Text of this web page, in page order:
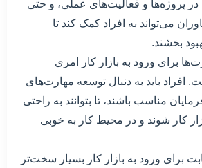
پروژه‌ها و فعالیت‌های عملی، و حتی
می‌تواند به افراد کمک کند تا
بخشند.
برای ورود به بازار کار امری
باید به دنبال توسعه مهارت‌های
مناسب باشند، تا بتوانند به راحتی
کار شوند و در محیط کار به خوبی
برای ورود به بازار کار بسیار سخت‌تر